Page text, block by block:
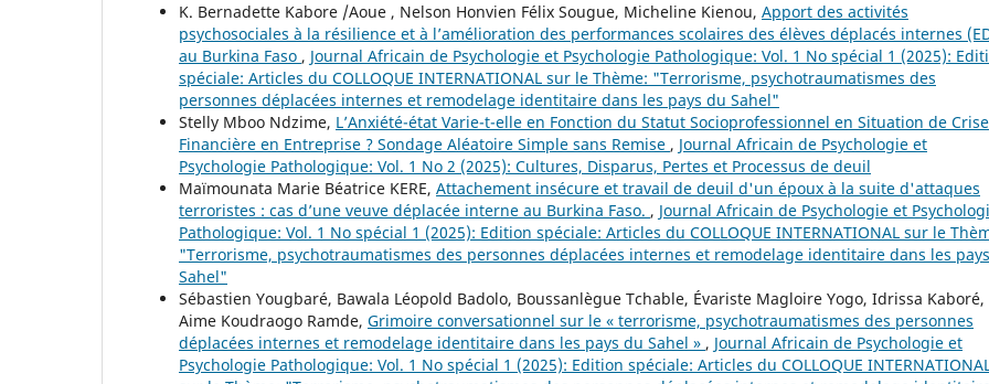
K. Bernadette Kabore /Aoue , Nelson Honvien Félix Sougue, Micheline Kienou, Apport des activités
psychosociales à la résilience et à l’amélioration des performances scolaires des élèves déplacés internes
au Burkina Faso , Journal Africain de Psychologie et Psychologie Pathologique: Vol. 1 No spécial 1 (2025):
spéciale: Articles du COLLOQUE INTERNATIONAL sur le Thème: "Terrorisme, psychotraumatismes des
personnes déplacées internes et remodelage identitaire dans les pays du Sahel"
Stelly Mboo Ndzime, L’Anxiété-état Varie-t-elle en Fonction du Statut Socioprofessionnel en Situation de Crise
Financière en Entreprise ? Sondage Aléatoire Simple sans Remise , Journal Africain de Psychologie et
Psychologie Pathologique: Vol. 1 No 2 (2025): Cultures, Disparus, Pertes et Processus de deuil
Maïmounata Marie Béatrice KERE, Attachement insécure et travail de deuil d'un époux à la suite d'attaques
terroristes : cas d’une veuve déplacée interne au Burkina Faso. , Journal Africain de Psychologie et
Pathologique: Vol. 1 No spécial 1 (2025): Edition spéciale: Articles du COLLOQUE INTERNATIONAL sur le
"Terrorisme, psychotraumatismes des personnes déplacées internes et remodelage identitaire dans les
Sahel"
Sébastien Yougbaré, Bawala Léopold Badolo, Boussanlègue Tchable, Évariste Magloire Yogo, Idrissa Kaboré,
Aime Koudraogo Ramde, Grimoire conversationnel sur le « terrorisme, psychotraumatismes des personnes
déplacées internes et remodelage identitaire dans les pays du Sahel » , Journal Africain de Psychologie et
Psychologie Pathologique: Vol. 1 No spécial 1 (2025): Edition spéciale: Articles du COLLOQUE